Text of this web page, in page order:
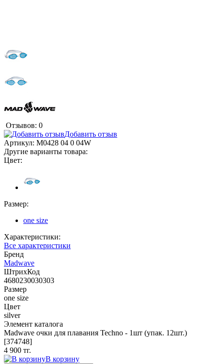
Отзывов: 0
Добавить отзыв
Артикул: M0428 04 0 04W
Другие варианты товара:
Цвет:
Размер:
one size
Характеристики:
Все характеристики
Бренд
Madwave
ШтрихКод
4680230030303
Размер
one size
Цвет
silver
Элемент каталога
Madwave очки для плавания Techno - 1шт (упак. 12шт.)
[374748]
4 900 тг.
В корзину